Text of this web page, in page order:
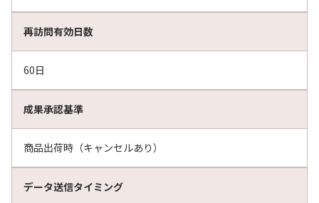
再訪問有効日数
60日
成果承認基準
商品出荷時（キャンセルあり）
データ送信タイミング